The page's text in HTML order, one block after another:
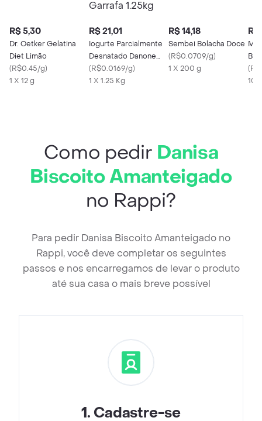
R$ 5,30
Dr. Oetker Gelatina
Diet Limão
(R$0.45/g)
1 X 12 g
R$ 21,01
Iogurte Parcialmente
Desnatado Danone
Morango Garrafa
1.25kg
(R$0.0169/g)
1 X 1.25 Kg
R$ 14,18
Sembei Bolacha Doce
(R$0.0709/g)
1 X 200 g
(
Como pedir Danisa
Biscoito Amanteigado
no Rappi?
Para pedir Danisa Biscoito Amanteigado no
Rappi, você deve completar os seguintes
passos e nos encarregamos de levar o produto
até sua casa o mais breve possível
1. Cadastre-se